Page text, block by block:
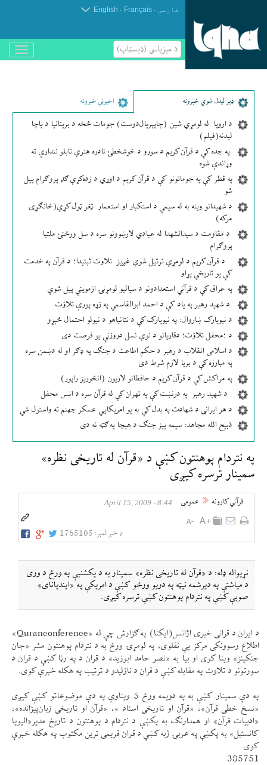
فارسی .
Français
.
English
د مېزپاسى (ډیسټاپ)
باز
و
ډير لیدل شوي خبرونه اخیرني خبرونه
د اروپا له لومړي شین (چاپېریال‌دوست) جومات څخه د بریتانیا د پاچا
لیدنه(فیلم)
په جده کې د قرآن کریم د سورو د خوشخطئ نادره هنري تابلو نندارې ته
وړاندې شوه
په قطر کې په جوماتونو کې د قرآن کریم د اوړي د زده‌کړې ګډ پروګرام پیل
شو
د شهیدانو وینه به له سیمې د استکبار او استعمار ټغر ټول کړي(ځانګړی
مرکه)
د مقاومت د سیدالشهدا له عبادي لارښوونو سره د سل ورځنئ ملتیا
پروګرام
د قرآن کریم د لومړي ترتیل شوي غږیز تلاوت ثبتیدا؛ د قرآن په خدمت
کې یو تاریخي پړاو
په عراق کې د قرآني استعدادونو د سیالیو لومړنۍ ازموینې پیل شوې
د شهید رهبر په یاد کې د احمد ابوالقاسمي په زړه پورې تلاؤت
د نیویارک ښاروال: په نیویارک کې د نتانیاهو د نیولو احتمال څېړو
د ؛محفل تلاؤت؛ دقاریانو د نوي نسل دروزنې یو فرصت دی
د اسلامی انقلاب د رهبر د حکم اطاعت د جنګ په ډګر او له دښمن سره
په مبارزه کې د بریا لازم شرط دی
په مراکش کې د قرآن کریم د حافظانو لاریون (انځوریز راپور)
د شهید رهبر په درنښت کې په تهران کې له قرآن سره د انس محفل
د هر ایرانی د شهادت په بدل کې به یو امریکایي عسکر جهنم ته واستول شي
ذبیح الله مجاهد: سیمه ییز جنګ د هیچا په ګټه نه دی
په نتردام پوهنتون كښې د «قرآن له تاريخی نظره»
سمينار ترسره كیږی
قرآني کارونه عمومی 8:44 - April 15, 2009
د خبر لمبر: 1765105
نړيواله ډله: د «قرآن له تاريخی نظره» سمينار به د يكشنبې په ورځ د وری
د مياشتې په ديرشمه نیټه په دريو ورځو كښې د امريكې په «اينديانای»
صوبې كښې په نتردام پوهنتون كښې ترسره كیږی.
د ايران د قرانی خبری اژانس(ايكنا) په ګزارش چې له «Quranconference»
اطلاع رسوونكی مركز یې نقلوی، په لومړۍ ورځ به د نتردام پوهنتون مشر «جان
جنكينز» وينا كوی او بيا به «نصر حامد ابوزيد» د قران د په رڼا كښې د قران د
سورتونو د تلاوت په مقابله كښې د قران د نازليدو د ترتيب په هكله خبرې كوی.
په دې سمينار كښې به په دويمه ورځ 5 ويناوې په دې موضوعاتو كښې كیږی
«نسخ خطی قرآن»، «قرآن او تاريخی اسناد »، «قرآن او تاريخی زبان‌پيژانده»،
«ادبيات قرآن» او همدارنګ به پكښې د نتردام د پوهنتون د تاريخ مدير«اليويا
كانستبل» به پكښې په عربۍ ژبه كښې د قران قريمی ترين مكتوب په هكله خبرې
كوی.
385751